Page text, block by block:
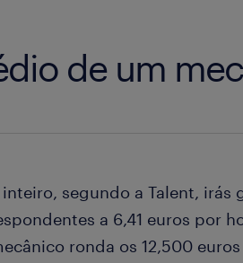
de um
segundo a Talent, irás
a 6,41 euros por
ronda os 12,500